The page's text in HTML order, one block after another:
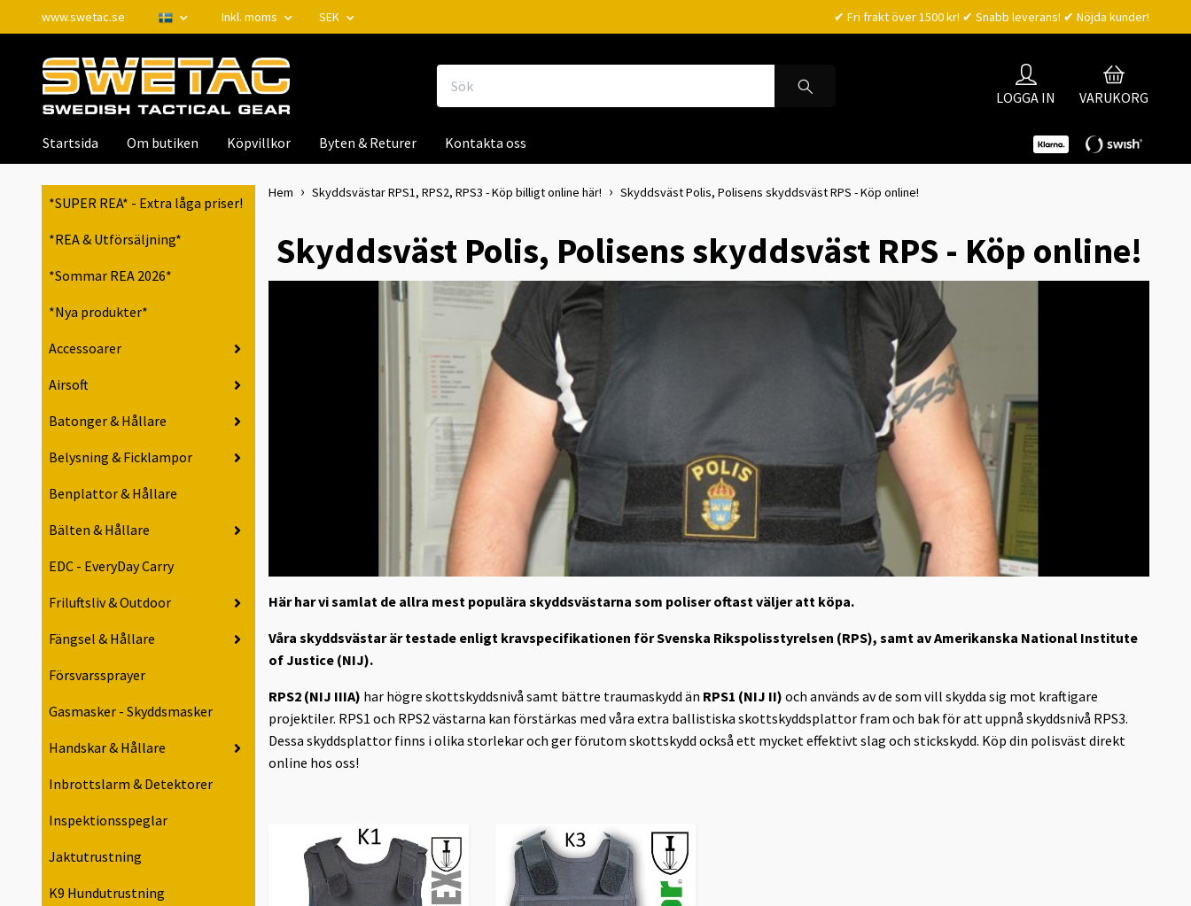
www.swetac.se Inkl. moms SEK ✔ Fri frakt över 1500 kr! ✔ Snabb leverans! ✔ Nöjda kunder!
LOGGA IN VARUKORG
Startsida Om butiken Köpvillkor Byten & Returer Kontakta oss
*SUPER REA* - Extra låga priser!
*REA & Utförsäljning*
*Sommar REA 2026*
*Nya produkter*
Accessoarer
Airsoft
Batonger & Hållare
Belysning & Ficklampor
Benplattor & Hållare
Bälten & Hållare
EDC - EveryDay Carry
Friluftsliv & Outdoor
Fängsel & Hållare
Försvarssprayer
Gasmasker - Skyddsmasker
Handskar & Hållare
Inbrottslarm & Detektorer
Inspektionsspeglar
Jaktutrustning
K9 Hundutrustning
Hem Skyddsvästar RPS1, RPS2, RPS3 - Köp billigt online här! Skyddsväst Polis, Polisens skyddsväst RPS - Köp online!
Skyddsväst Polis, Polisens skyddsväst RPS - Köp online!
Här har vi samlat de allra mest populära skyddsvästarna som poliser oftast väljer att köpa.
Våra skyddsvästar är testade enligt kravspecifikationen för Svenska Rikspolisstyrelsen (RPS), samt av Amerikanska National Institute
of Justice (NIJ).
RPS2 (NIJ IIIA) har högre skottskyddsnivå samt bättre traumaskydd än RPS1 (NIJ II) och används av de som vill skydda sig mot kraftigare
projektiler. RPS1 och RPS2 västarna kan förstärkas med våra extra ballistiska skottskyddsplattor fram och bak för att uppnå skyddsnivå RPS3.
Dessa skyddsplattor finns i olika storlekar och ger förutom skottskydd också ett mycket effektivt slag och stickskydd. Köp din polisväst direkt
online hos oss!